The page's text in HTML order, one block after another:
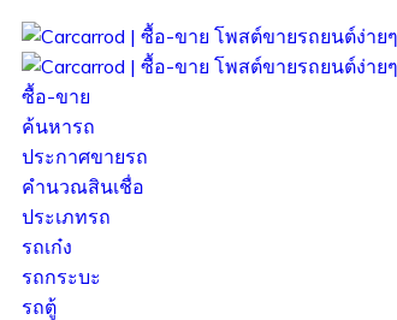
ซื้อ-ขาย
ค้นหารถ
ประกาศขายรถ
คำนวณสินเชื่อ
ประเภทรถ
รถเก๋ง
รถกระบะ
รถตู้